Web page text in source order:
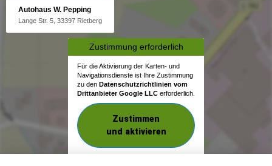
Autohaus W. Pepping
Lange Str. 5, 33397 Rietberg
Zustimmung erforderlich
Für die Aktivierung der Karten- und
Navigationsdienste ist Ihre Zustimmung
zu den Datenschutzrichtlinien vom
Drittanbieter Google LLC erforderlich.
Zustimmen
und aktivieren